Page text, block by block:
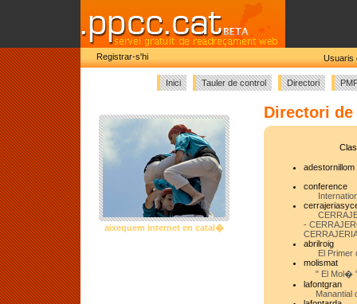
Registrar-s'hi Usuaris
Inici Tauler de control Directori
aixequem internet en catal�
Directori
adestornillom
conference
-
abrilroig
El Primer
molismat
" El Mol�
lafontgran
Manantial